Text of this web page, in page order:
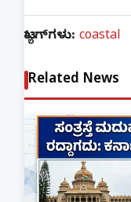
ಟ್ಯಾಗ್‌ಗಳು: coastal
Related News